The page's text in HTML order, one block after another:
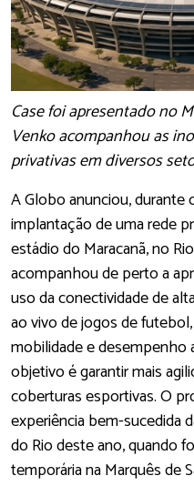
Case foi apresentado no
Venko acompanhou as
privativas em diversos
A Globo anunciou, durante
implantação de uma rede
estádio do Maracanã, no
acompanhou de perto a
uso da conectividade de
ao vivo de jogos de
mobilidade e desempenho
objetivo é garantir mais
coberturas esportivas. O
experiência bem-sucedida
do Rio deste ano, quando
temporária na Marquês de